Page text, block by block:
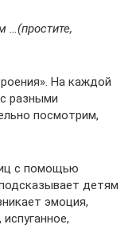
…(простите,
На каждой
разными
посмотрим,
с помощью
детям
эмоция,